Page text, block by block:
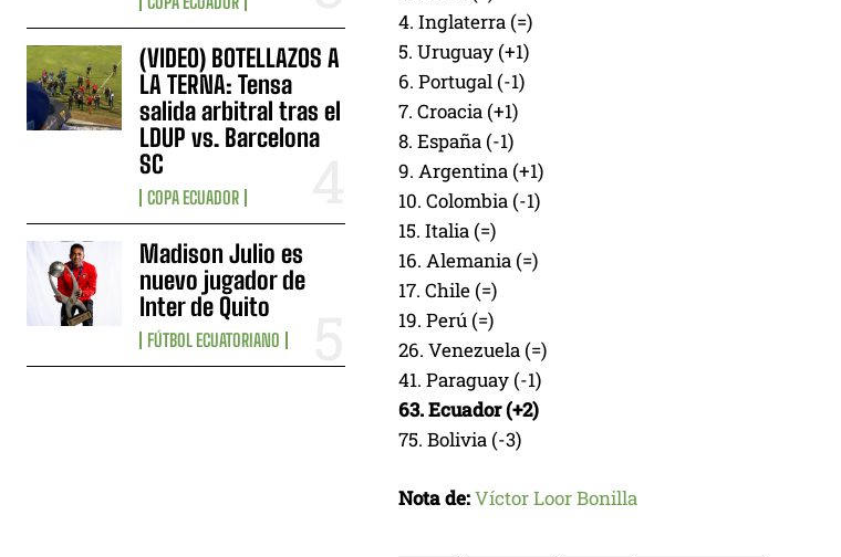
(VIDEO) BOTELLAZOS A
LA TERNA: Tensa
salida arbitral tras el
LDUP vs. Barcelona
SC
COPA ECUADOR
Madison Julio es
nuevo jugador de
Inter de Quito
FÚTBOL ECUATORIANO
4. Inglaterra (=)
5. Uruguay (+1)
6. Portugal (-1)
7. Croacia (+1)
8. España (-1)
9. Argentina (+1)
10. Colombia (-1)
15. Italia (=)
16. Alemania (=)
17. Chile (=)
19. Perú (=)
26. Venezuela (=)
41. Paraguay (-1)
63. Ecuador (+2)
75. Bolivia (-3)
Nota de:Víctor Loor Bonilla